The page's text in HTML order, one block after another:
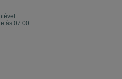
às 07:00